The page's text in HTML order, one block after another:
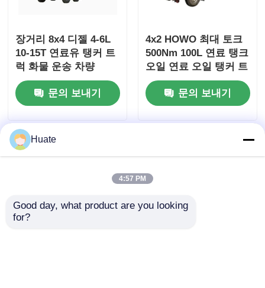
장거리 8x4 디젤 4-6L
10-15T 연료유 탱커 트
럭 화물 운송 차량
문의 보내기
4x2 HOWO 최대 토크
500Nm 100L 연료 탱크
오일 연료 오일 탱커 트
럭 운송 차량
문의 보내기
Huate
4:57 PM
Good day, what product are you looking
for?